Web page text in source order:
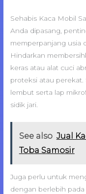
Sehabis Kaca Mobil
Anda dipasang,
memperpanjang usia
Hindarkan
keras atau alat cuci
proteksi atau perekat.
lembut serta lap
sidik jari.
See also Jual
Toba Samosir
Juga perlu untuk
dengan berlebih